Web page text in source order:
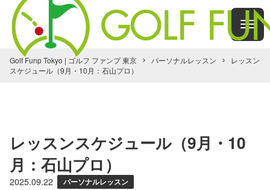
Golf Funp Tokyo | ゴルフ ファンプ 東京 パーソナルレッスン
レッスン
スケジュール（9月・10月：石山プロ）
レッスンスケジュール（9月・10
月：石山プロ）
2025.09.22 パーソナルレッスン